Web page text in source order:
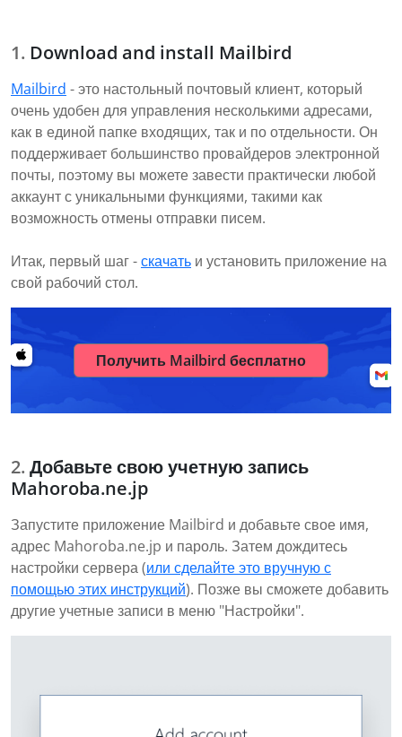
Download and install Mailbird
Mailbird - это настольный почтовый клиент, который
очень удобен для управления несколькими адресами,
как в единой папке входящих, так и по отдельности. Он
поддерживает большинство провайдеров электронной
почты, поэтому вы можете завести практически любой
аккаунт с уникальными функциями, такими как
возможность отмены отправки писем.
Итак, первый шаг -скачать и установить приложение на
свой рабочий стол.
Получить Mailbird бесплатно
Добавьте свою учетную запись
Mahoroba.ne.jp
Запустите приложение Mailbird и добавьте свое имя,
адрес Mahoroba.ne.jp и пароль. Затем дождитесь
настройки сервера (или сделайте это вручную с
помощью этих инструкций). Позже вы сможете добавить
другие учетные записи в меню "Настройки".